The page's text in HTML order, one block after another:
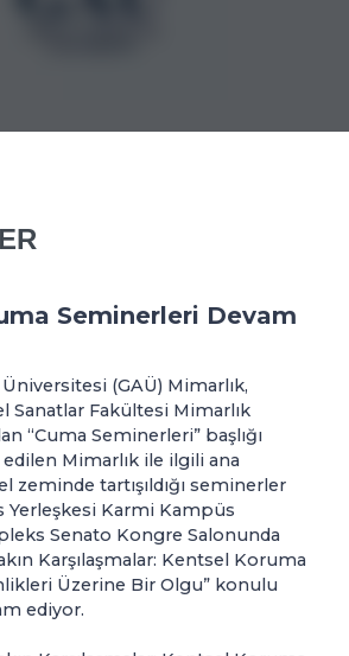
Seminerleri Devam
(GAÜ) Mimarlık,
Sanatlar Fakültesi Mimarlık
“Cuma Seminerleri” başlığı
Mimarlık ile ilgili ana
zeminde tartışıldığı seminerler
Yerleşkesi Karmi Kampüs
Senato Kongre Salonunda
Karşılaşmalar: Kentsel Koruma
Üzerine Bir Olgu” konulu
ediyor.